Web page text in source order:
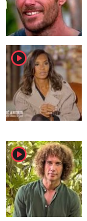
player2
player2